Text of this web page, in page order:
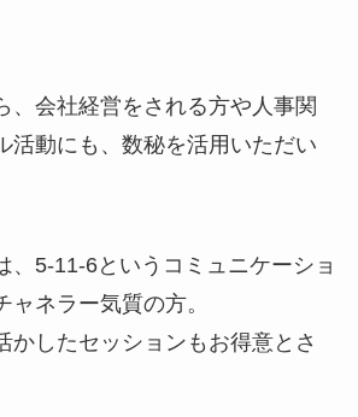
、会社経営をされる方や人事関
活動にも、数秘を活用いただい
、5-11-6というコミュニケーショ
ャネラー気質の方。
かしたセッションもお得意とさ